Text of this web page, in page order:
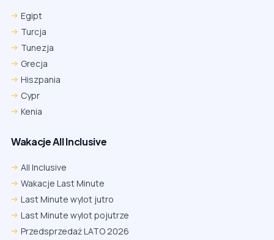
Egipt
Turcja
Tunezja
Grecja
Hiszpania
Cypr
Kenia
Wakacje All Inclusive
All Inclusive
Wakacje Last Minute
Last Minute wylot jutro
Last Minute wylot pojutrze
Przedsprzedaż LATO 2026